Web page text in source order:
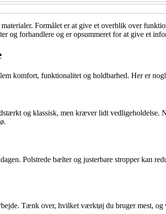
Formålet er at give et overblik over
og forhandlere og er opsummeret for at give et
komfort, funktionalitet og holdbarhed. Her er
og klassisk, men kræver lidt vedligeholdelse.
Polstrede bælter og justerbare stropper kan
Tænk over, hvilket værktøj du bruger mest,